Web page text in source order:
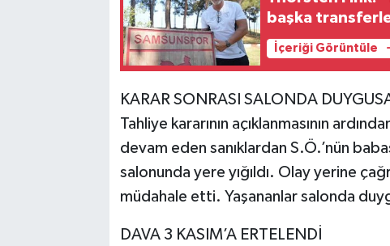
başka
İçeriği Görüntüle
KARAR SONRASI SALONDA
Tahliye kararının açıklanmasının
devam eden sanıklardan S.Ö.’nün
salonunda yere yığıldı. Olay yerine
müdahale etti. Yaşananlar salonda
DAVA 3 KASIM’A ERTELENDİ